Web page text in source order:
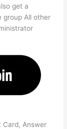
get a
group All other
Card, Answer